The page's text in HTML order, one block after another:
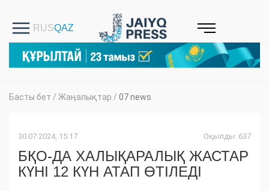
Басты бет / Жаңалықтар / 07 news
30.07.2024, 15:17 Оқылды: 637
БҚО-ДА ХАЛЫҚАРАЛЫҚ ЖАСТАР
КҮНІ 12 КҮН АТАП ӨТІЛЕДІ